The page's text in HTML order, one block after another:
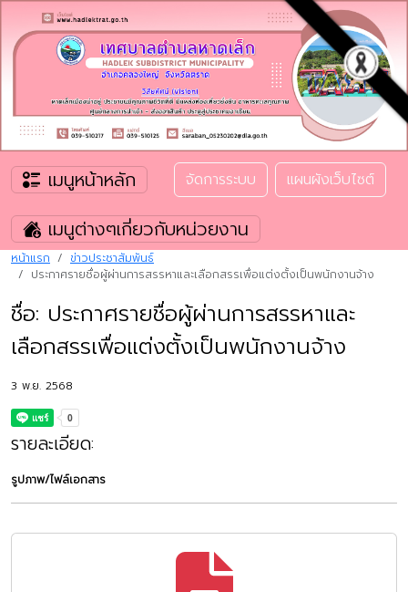
เมนูหน้าหลัก จัดการระบบ แผนผังเว็บไซต์
เมนูต่างๆเกี่ยวกับหน่วยงาน
หน้าแรก
ข่าวประชาสัมพันธ์
ประกาศรายชื่อผู้ผ่านการสรรหาและเลือกสรรเพื่อแต่งตั้งเป็นพนักงานจ้าง
ชื่อ: ประกาศรายชื่อผู้ผ่านการสรรหาและ
เลือกสรรเพื่อแต่งตั้งเป็นพนักงานจ้าง
3 พ.ย. 2568
รายละเอียด:
รูปภาพ/ไฟล์เอกสาร